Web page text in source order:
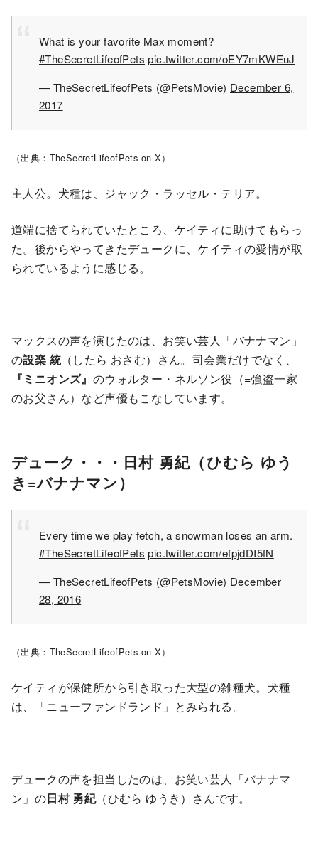
What is your favorite Max moment?
#TheSecretLifeofPets pic.twitter.com/oEY7mKWEuJ
— TheSecretLifeofPets (@PetsMovie) December 6,
2017
（出典：TheSecretLifeofPets on X）
主人公。犬種は、ジャック・ラッセル・テリア。
道端に捨てられていたところ、ケイティに助けてもらっ
た。後からやってきたデュークに、ケイティの愛情が取
られているように感じる。
マックスの声を演じたのは、お笑い芸人「バナナマン」
の設楽 統（したら おさむ）さん。司会業だけでなく、
『ミニオンズ』 のウォルター・ネルソン役（=強盗一家
のお父さん）など声優もこなしています。
デューク・・・日村 勇紀（ひむら ゆう
き=バナナマン）
Every time we play fetch, a snowman loses an arm.
#TheSecretLifeofPets pic.twitter.com/efpjdDI5fN
— TheSecretLifeofPets (@PetsMovie) December
28, 2016
（出典：TheSecretLifeofPets on X）
ケイティが保健所から引き取った大型の雑種犬。犬種
は、「ニューファンドランド」とみられる。
デュークの声を担当したのは、お笑い芸人「バナナマ
ン」の日村 勇紀（ひむら ゆうき）さんです。